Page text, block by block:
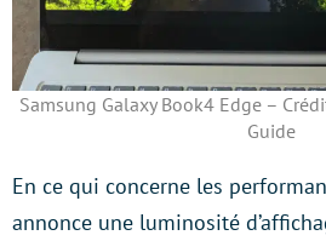
Samsung Galaxy Book4 Edge –
Guide
En ce qui concerne les
annonce une luminosité